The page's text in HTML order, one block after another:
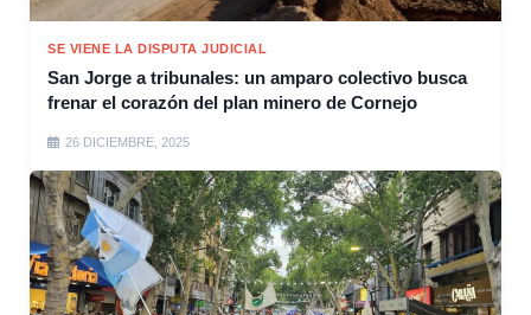
SE VIENE LA DISPUTA JUDICIAL
San Jorge a tribunales: un amparo colectivo busca
frenar el corazón del plan minero de Cornejo
26 DICIEMBRE, 2025